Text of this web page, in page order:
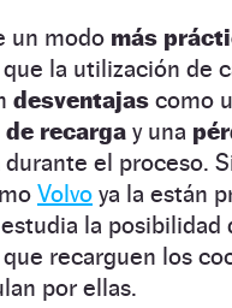
un modo más
la utilización de
desventajas como
recarga y una
durante el proceso.
Volvo ya la están
la posibilidad
que recarguen los
por ellas.